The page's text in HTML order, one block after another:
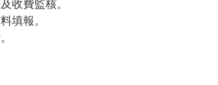
收費監核。
填報。